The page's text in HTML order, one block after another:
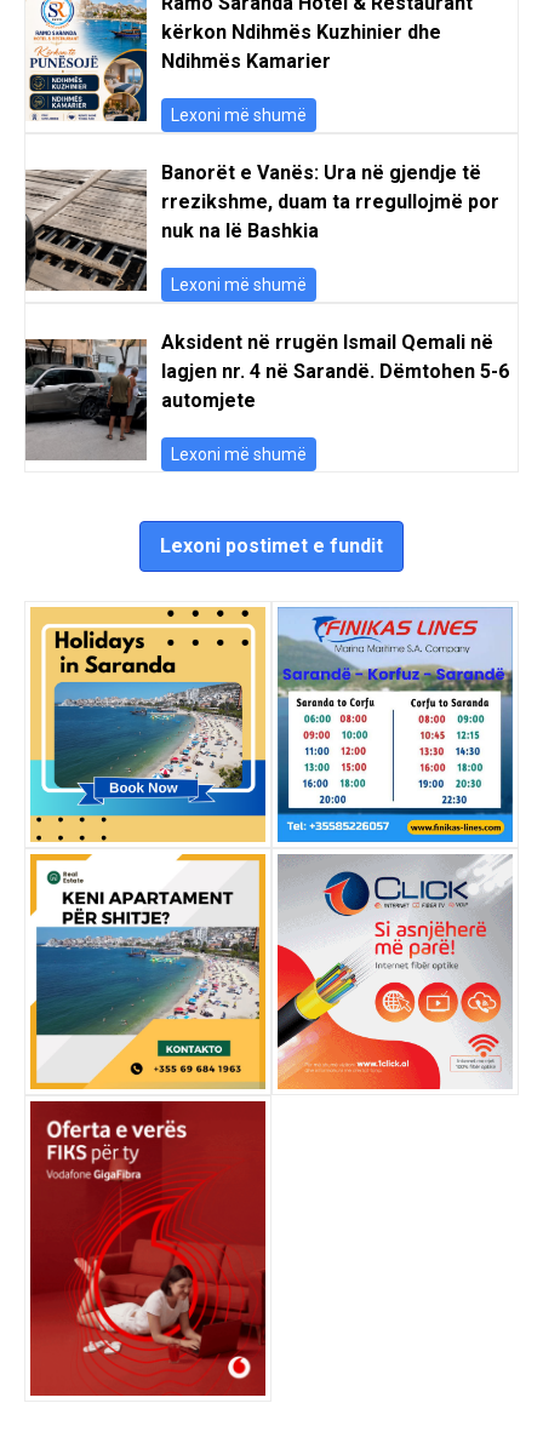
kërkon Ndihmës Kuzhinier dhe
Ndihmës Kamarier
Lexoni më shumë
Banorët e Vanës: Ura në gjendje të
rrezikshme, duam ta rregullojmë por
nuk na lë Bashkia
Lexoni më shumë
Aksident në rrugën Ismail Qemali në
lagjen nr. 4 në Sarandë. Dëmtohen 5-6
automjete
Lexoni më shumë
Lexoni postimet e fundit